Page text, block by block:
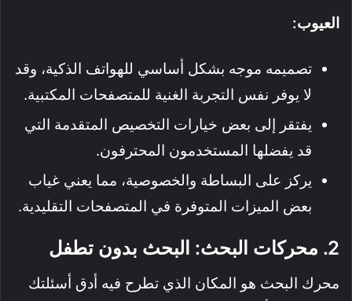
العيوب:
تصميمه موجه بشكل أساسي للهواتف الذكية، وقد
لا يوفر نفس التجربة الغنية للمتصفحات المكتبية.
يفتقر إلى بعض خيارات التخصيص المتقدمة التي
قد يفضلها المستخدمون المحترفون.
يركز على البساطة والخصوصية، مما يعني غياب
بعض الميزات المتوفرة في المتصفحات التقليدية.
2. محركات البحث: البحث بدون تطفل
محرك البحث هو المكان الذي تطرح فيه أدق أسئلتك